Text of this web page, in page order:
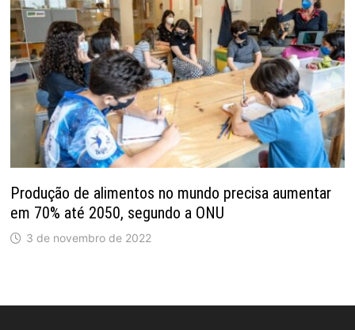
Produção de alimentos no mundo precisa aumentar
em 70% até 2050, segundo a ONU
3 de novembro de 2022